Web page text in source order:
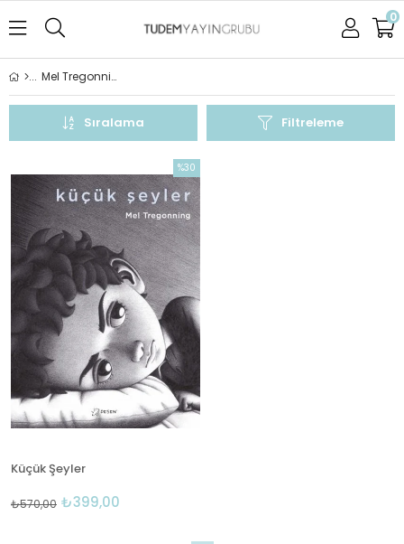
0
Mel Tregonning
Filtreleme
Sıralama
Küçük Şeyler
₺399,00
₺570,00
%30
İndirim
%30İndirim